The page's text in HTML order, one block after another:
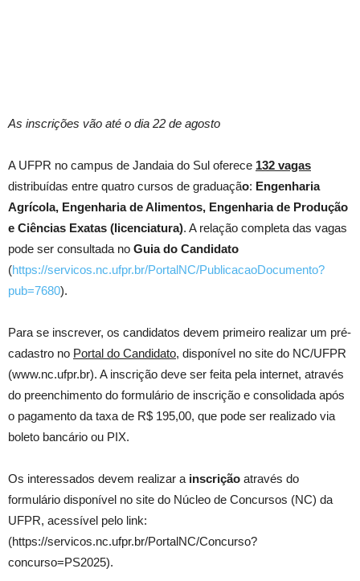
As inscrições vão até o dia 22 de agosto
A UFPR no campus de Jandaia do Sul oferece 132 vagas
distribuídas entre quatro cursos de graduação: Engenharia
Agrícola, Engenharia de Alimentos, Engenharia de Produção
e Ciências Exatas (licenciatura). A relação completa das vagas
pode ser consultada no Guia do Candidato
(https://servicos.nc.ufpr.br/PortalNC/PublicacaoDocumento?
pub=7680).
Para se inscrever, os candidatos devem primeiro realizar um pré-
cadastro no Portal do Candidato, disponível no site do NC/UFPR
(www.nc.ufpr.br). A inscrição deve ser feita pela internet, através
do preenchimento do formulário de inscrição e consolidada após
o pagamento da taxa de R$ 195,00, que pode ser realizado via
boleto bancário ou PIX.
Os interessados devem realizar a inscrição através do
formulário disponível no site do Núcleo de Concursos (NC) da
UFPR, acessível pelo link:
(https://servicos.nc.ufpr.br/PortalNC/Concurso?
concurso=PS2025).